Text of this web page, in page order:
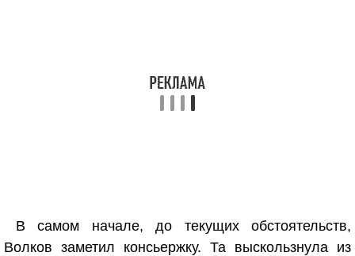
В самом начале, до текущих обстоятельств,
Волков заметил консьержку. Та выскользнула из